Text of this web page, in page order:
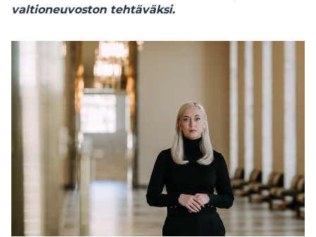
valtioneuvoston tehtäväksi.